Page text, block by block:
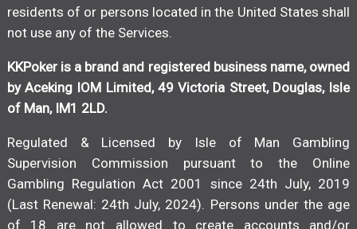
residents of or persons located in the United States shall
not use any of the Services.
KKPoker is a brand and registered business name, owned
by Aceking IOM Limited, 49 Victoria Street, Douglas, Isle
of Man, IM1 2LD.
Regulated & Licensed by Isle of Man Gambling
Supervision Commission pursuant to the Online
Gambling Regulation Act 2001 since 24th July, 2019
(Last Renewal: 24th July, 2024). Persons under the age
of 18 are not allowed to create accounts and/or